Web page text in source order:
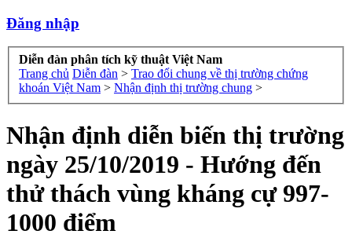
Đăng nhập
Diễn đàn phân tích kỹ thuật Việt Nam
Trang chủ Diễn đàn > Trao đổi chung về thị trường chứng
khoán Việt Nam > Nhận định thị trường chung >
Nhận định diễn biến thị trường
ngày 25/10/2019 - Hướng đến
thử thách vùng kháng cự 997-
1000 điểm